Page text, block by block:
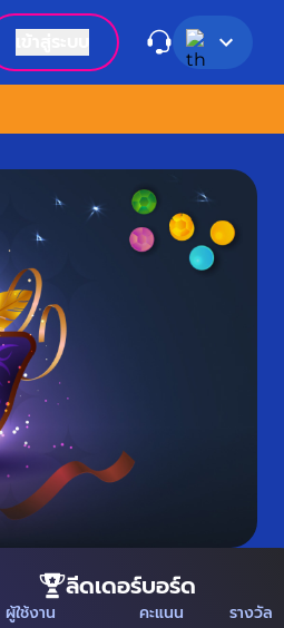
ลีดเดอร์บอร์ด
ผู้ใช้งาน คะแนน รางวัล